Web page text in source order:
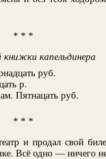
* * *
книжки капельдинера
руб.
р.
Пятнацать руб.
* * *
и продал свой
Всё одно — ничего